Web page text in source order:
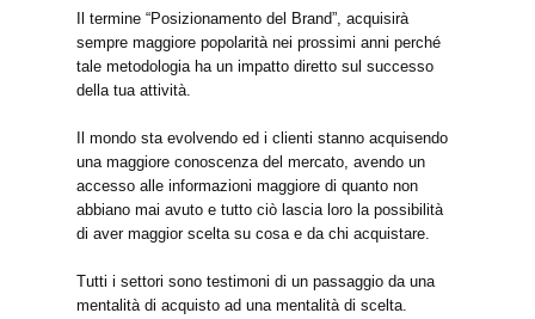
Il ​​termine “Posizionamento del Brand”, acquisirà
sempre maggiore popolarità nei prossimi anni perché
tale metodologia ha un impatto diretto sul successo
della tua attività.
Il mondo sta evolvendo ed i clienti stanno acquisendo
una maggiore conoscenza del mercato, avendo un
accesso alle informazioni maggiore di quanto non
abbiano mai avuto e tutto ciò lascia loro la possibilità
di aver maggior scelta su cosa e da chi acquistare.
Tutti i settori sono testimoni di un passaggio da una
mentalità di acquisto ad una mentalità di scelta.